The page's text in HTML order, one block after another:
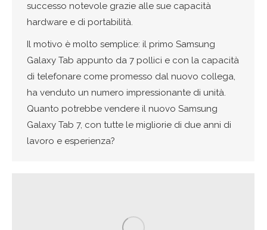
successo notevole grazie alle sue capacità
hardware e di portabilità.
Il motivo è molto semplice: il primo Samsung
Galaxy Tab appunto da 7 pollici e con la capacità
di telefonare come promesso dal nuovo collega,
ha venduto un numero impressionante di unità.
Quanto potrebbe vendere il nuovo Samsung
Galaxy Tab 7, con tutte le migliorie di due anni di
lavoro e esperienza?